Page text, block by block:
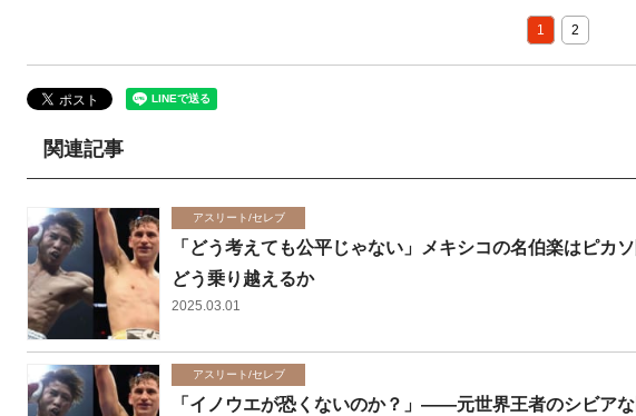
1 2
関連記事
アスリート/セレブ
「どう考えても公平じゃない」メキシコの名伯楽はピカ
どう乗り越えるか
2025.03.01
アスリート/セレブ
「イノウエが恐くないのか？」――元世界王者のシビア